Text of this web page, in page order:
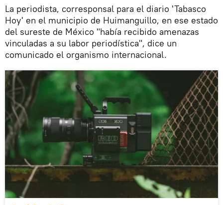
La periodista, corresponsal para el diario 'Tabasco
Hoy' en el municipio de Huimanguillo, en ese estado
del sureste de México "había recibido amenazas
vinculadas a su labor periodística", dice un
comunicado el organismo internacional.